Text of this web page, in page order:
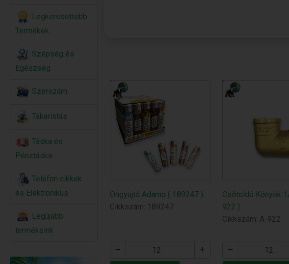
Legkeresettebb
Termékek
Szépség és
Egészség
Szerszám
Takaristás
Táska és
Pénztáska
Telefon cikkek
és Elektronikus
Legújabb
termékeink
Öngyujtó Adamo ( 189247 )
Cikkszám: 189247
Csőtoldó Könyök
922 )
Cikkszám: A-922